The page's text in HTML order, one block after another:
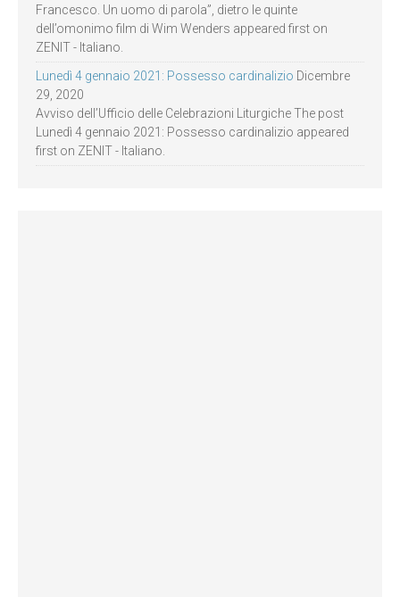
Francesco. Un uomo di parola”, dietro le quinte
dell’omonimo film di Wim Wenders appeared first on
ZENIT - Italiano.
Lunedì 4 gennaio 2021: Possesso cardinalizio Dicembre
29, 2020
Avviso dell’Ufficio delle Celebrazioni Liturgiche The post
Lunedì 4 gennaio 2021: Possesso cardinalizio appeared
first on ZENIT - Italiano.